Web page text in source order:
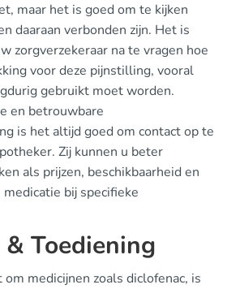
maar het is goed om te kijken
daaraan verbonden zijn. Het is
zorgverzekeraar na te vragen hoe
voor deze pijnstilling, vooral
gebruikt moet worden.
en betrouwbare
is het altijd goed om contact op te
Zij kunnen u beter
als prijzen, beschikbaarheid en
bij specifieke
Toediening
medicijnen zoals diclofenac, is